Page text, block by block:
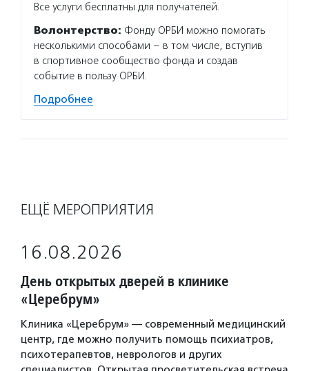
Все услуги бесплатны для получателей.
Волонтерство: Фонду ОРБИ можно помогать
несколькими способами – в том числе, вступив
в спортивное сообщество фонда и создав
событие в пользу ОРБИ.
Подробнее
ЕЩЁ МЕРОПРИЯТИЯ
16.08.2026
День открытых дверей в клинике
«Церебрум»
Клиника «Церебрум» — современный медицинский
центр, где можно получить помощь психиатров,
психотерапевтов, неврологов и других